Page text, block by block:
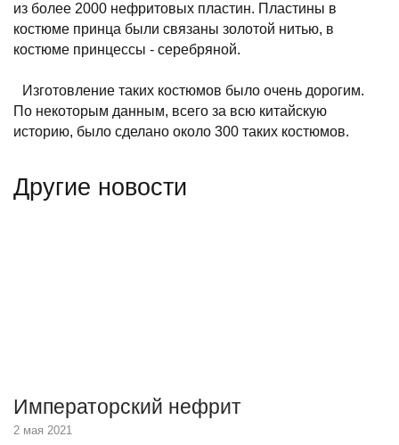
из более 2000 нефритовых пластин. Пластины в
костюме принца были связаны золотой нитью, в
костюме принцессы - серебряной.
Изготовление таких костюмов было очень дорогим.
По некоторым данным, всего за всю китайскую
историю, было сделано около 300 таких костюмов.
Другие новости
Императорский нефрит
2 мая 2021